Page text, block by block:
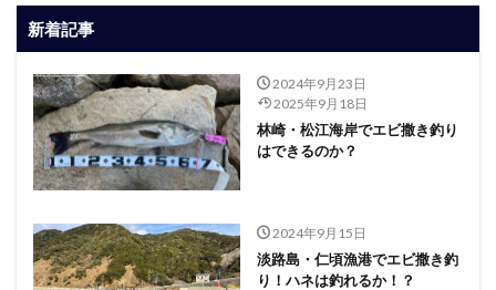
新着記事
2024年9月23日
2025年9月18日
林崎・松江海岸でエビ撒き釣り
はできるのか？
2024年9月15日
淡路島・仁頃漁港でエビ撒き釣
り！ハネは釣れるか！？